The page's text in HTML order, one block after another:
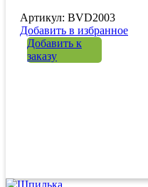
Артикул: BVD2003
Добавить в избранное
Добавить к
заказу